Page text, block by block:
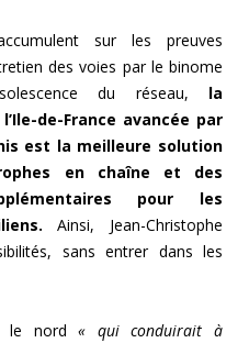
sur les preuves
des voies par le binome
du réseau, la
de-France avancée par
est la meilleure solution
en chaîne et des
pour les
Ainsi, Jean-Christophe
sans entrer dans les
le nord« qui conduirait à